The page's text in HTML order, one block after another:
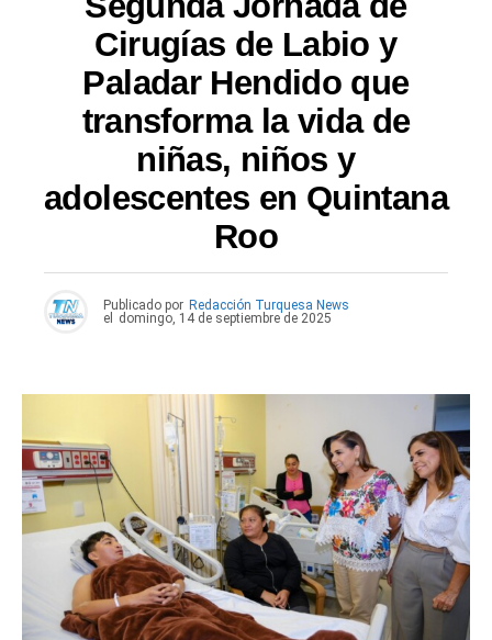
Cirugías de Labio y
Paladar Hendido que
transforma la vida de
niñas, niños y
adolescentes en Quintana
Roo
Publicado por Redacción Turquesa News
el
domingo, 14 de septiembre de 2025